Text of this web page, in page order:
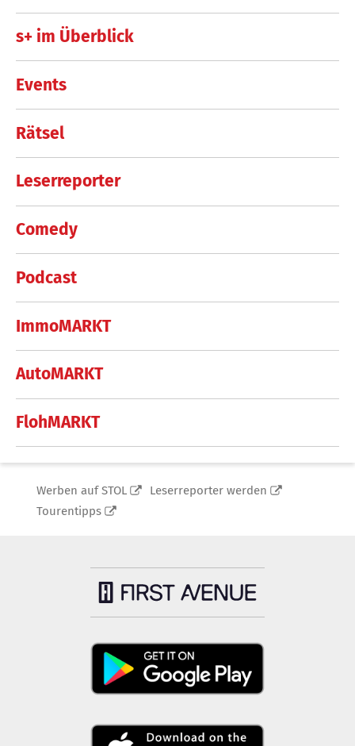
s+ im Überblick
Events
Rätsel
Leserreporter
Comedy
Podcast
ImmoMARKT
AutoMARKT
FlohMARKT
Werben auf STOL
Leserreporter werden
Tourentipps